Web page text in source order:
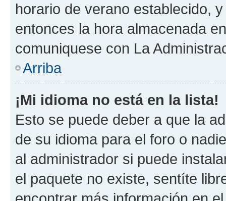
horario de verano establecido,
entonces la hora almacenada
comuniquese con La
Arriba
¡Mi idioma no está en la lista!
Esto se puede deber a que la
de su idioma para el foro o
al administrador si puede
el paquete no existe, sentíte